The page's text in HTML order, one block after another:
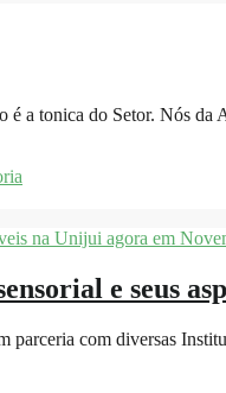
a tonica do Setor. Nós
e seus
com diversas